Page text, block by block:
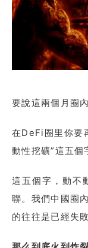
要說這兩個月圈
在DeFi圈里你要
動性挖礦”這五個
這五個字，動不
聯。我們中國圈
的往往是已經失